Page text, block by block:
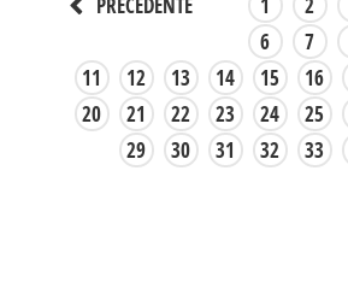
PRECEDENTE
6
7
11
12 13 14 15 16
20
21 22 23 24 25
29
30 31 32 33